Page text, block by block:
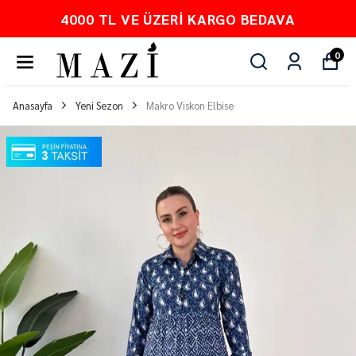
4000 TL VE ÜZERI KARGO BEDAVA
0
Anasayfa Yeni Sezon Makro Viskon Elbise